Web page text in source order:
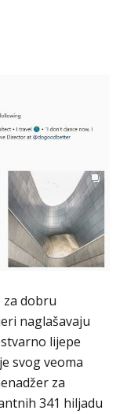
dobru
naglašavaju
lijepe
svog veoma
za
341 hiljadu